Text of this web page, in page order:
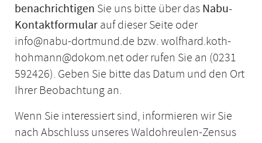
benachrichtigen Sie uns bitte über das Nabu-
Kontaktformular auf dieser Seite oder
info@nabu-dortmund.de bzw. wolfhard.koth-
hohmann@dokom.net oder rufen Sie an (0231
592426). Geben Sie bitte das Datum und den Ort
Ihrer Beobachtung an.
Wenn Sie interessiert sind, informieren wir Sie
nach Abschluss unseres Waldohreulen-Zensus